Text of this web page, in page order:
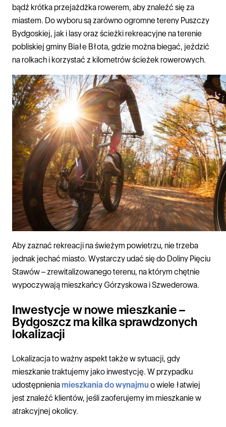
bądź krótka przejażdżka rowerem, aby znaleźć się za
miastem. Do wyboru są zarówno ogromne tereny Puszczy
Bydgoskiej, jak i lasy oraz ścieżki rekreacyjne na terenie
pobliskiej gminy Białe Błota, gdzie można biegać, jeździć
na rolkach i korzystać z kilometrów ścieżek rowerowych.
Aby zaznać rekreacji na świeżym powietrzu, nie trzeba
jednak jechać miasto. Wystarczy udać się do Doliny Pięciu
Stawów – zrewitalizowanego terenu, na którym chętnie
wypoczywają mieszkańcy Górzyskowa i Szwederowa.
Inwestycje w nowe mieszkanie –
Bydgoszcz ma kilka sprawdzonych
lokalizacji
Lokalizacja to ważny aspekt także w sytuacji, gdy
mieszkanie traktujemy jako inwestycję. W przypadku
udostępnieniamieszkania do wynajmu o wiele łatwiej
jest znaleźć klientów, jeśli zaoferujemy im mieszkanie w
atrakcyjnej okolicy.